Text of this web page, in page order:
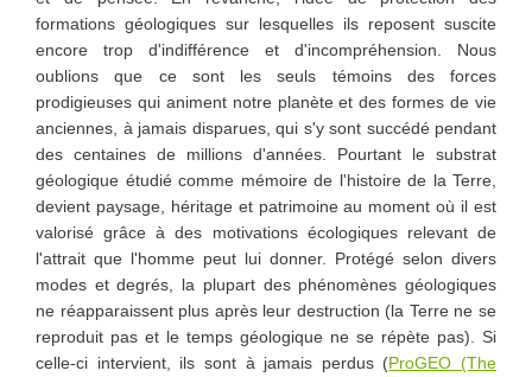
formations géologiques sur lesquelles ils reposent suscite
encore trop d'indifférence et d'incompréhension. Nous
oublions que ce sont les seuls témoins des forces
prodigieuses qui animent notre planète et des formes de vie
anciennes, à jamais disparues, qui s'y sont succédé pendant
des centaines de millions d'années. Pourtant le substrat
géologique étudié comme mémoire de l'histoire de la Terre,
devient paysage, héritage et patrimoine au moment où il est
valorisé grâce à des motivations écologiques relevant de
l'attrait que l'homme peut lui donner. Protégé selon divers
modes et degrés, la plupart des phénomènes géologiques
ne réapparaissent plus après leur destruction (la Terre ne se
reproduit pas et le temps géologique ne se répète pas). Si
celle-ci intervient, ils sont à jamais perdus (ProGEO (The